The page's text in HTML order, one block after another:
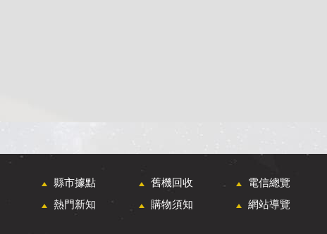
縣市據點 舊機回收
電信總覽
熱門新知 購物須知 網站導覽